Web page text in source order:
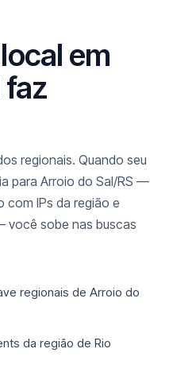
em
faz
regionais. Quando seu
para Arroio do Sal/RS —
com IPs da região e
você sobe nas buscas
regionais de Arroio do
da região de Rio